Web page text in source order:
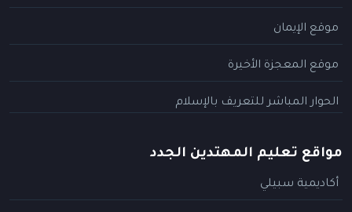
موقع الإيمان
موقع المعجزة الأخيرة
الحوار المباشر للتعريف بالإسلام
مواقع تعليم المهتدين الجدد
أكاديمية سبيلي